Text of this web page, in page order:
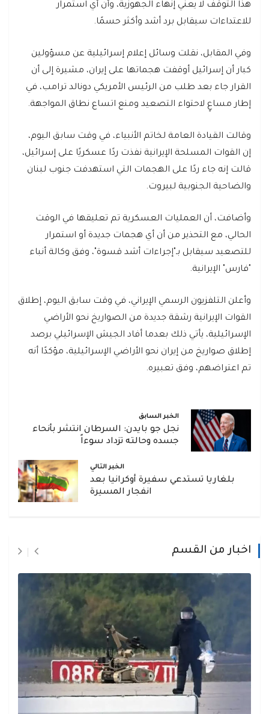
هذا التوقف لا يعني إنهاء الجهوزية، وأن أي استمرار
للاعتداءات سيقابل برد أشد وأكثر حسمًا.
وفي المقابل، نقلت وسائل إعلام إسرائيلية عن مسؤولين
كبار أن إسرائيل أوقفت هجماتها على إيران، مشيرة إلى أن
القرار جاء بعد طلب من الرئيس الأمريكي دونالد ترامب، في
إطار مساعٍ لاحتواء التصعيد ومنع اتساع نطاق المواجهة.
وقالت القيادة العامة لخاتم الأنبياء، في وقت سابق اليوم،
إن القوات المسلحة الإيرانية نفذت ردًا عسكريًا على إسرائيل،
قالت إنه جاء ردًا على الهجمات التي استهدفت جنوب لبنان
والضاحية الجنوبية لبيروت.
وأضافت، أن العمليات العسكرية تم تعليقها في الوقت
الحالي، مع التحذير من أن أي هجمات جديدة أو استمرار
للتصعيد سيقابل بـ"إجراءات أشد قسوة"، وفق وكالة أنباء
"فارس" الإيرانية.
وأعلن التلفزيون الرسمي الإيراني، في وقت سابق اليوم، إطلاق
القوات الإيرانية رشقة جديدة من الصواريخ نحو الأراضي
الإسرائيلية، يأتي ذلك بعدما أفاد الجيش الإسرائيلي برصد
إطلاق صواريخ من إيران نحو الأراضي الإسرائيلية، مؤكدًا أنه
تم اعتراضهم، وفق تعبيره.
الخبر السابق
نجل جو بايدن: السرطان انتشر بأنحاء
جسده وحالته تزداد سوءاً
الخبر التالي
بلغاريا تستدعي سفيرة أوكرانيا بعد
انفجار المسيرة
اخبار من القسم